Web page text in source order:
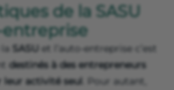
de la SASU
SASU et l’auto-entreprise c’est
destinés à des entrepreneurs
activité seul . Pour autant,